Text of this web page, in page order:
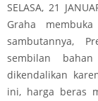
SELASA, 21
Graha
sambutannya,
sembilan
dikendalikan
ini, harga beras